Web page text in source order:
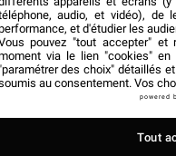
dû principalement
au même endroit
leurs instructeurs
et en
communauté
où les apprenants
dont ils ont
audio, et vidéo), de
et d'étudier les
pouvez "tout accepter" et
via le lien "cookies" en
des choix" détaillés
au consentement. Vos
powered
Tout